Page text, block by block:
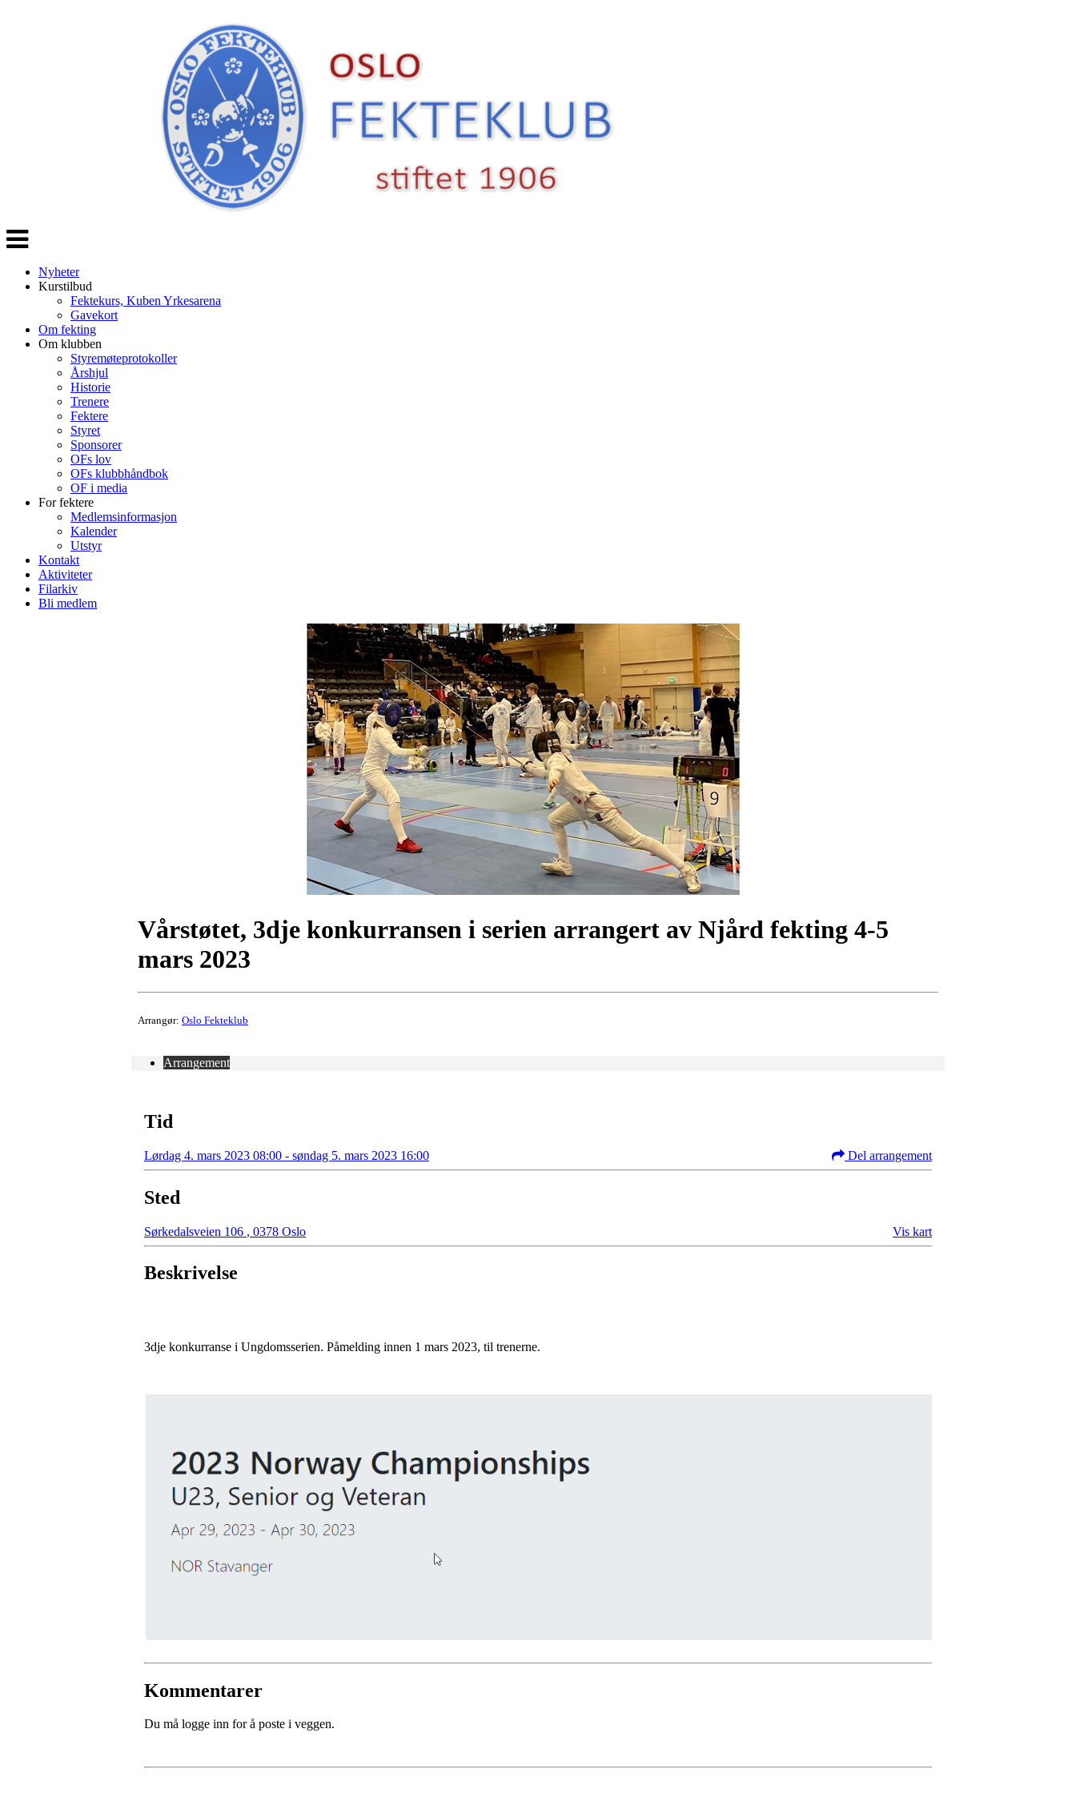
Veksle
navigasjon
Nyheter
Kurstilbud
Fektekurs, Kuben Yrkesarena
Gavekort
Om fekting
Om klubben
Styremøteprotokoller
Årshjul
Historie
Trenere
Fektere
Styret
Sponsorer
OFs lov
OFs klubbhåndbok
OF i media
For fektere
Medlemsinformasjon
Kalender
Utstyr
Kontakt
Aktiviteter
Filarkiv
Bli medlem
Vårstøtet, 3dje konkurransen i serien arrangert av Njård fekting 4-5
mars 2023
Arrangør: Oslo Fekteklub
Arrangement
Tid
Lørdag 4. mars 2023 08:00 - søndag 5. mars 2023 16:00 Del arrangement
Sted
Sørkedalsveien 106 , 0378 Oslo Vis kart
Beskrivelse
3dje konkurranse i Ungdomsserien. Påmelding innen 1 mars 2023, til trenerne.
Kommentarer
Du må logge inn for å poste i veggen.